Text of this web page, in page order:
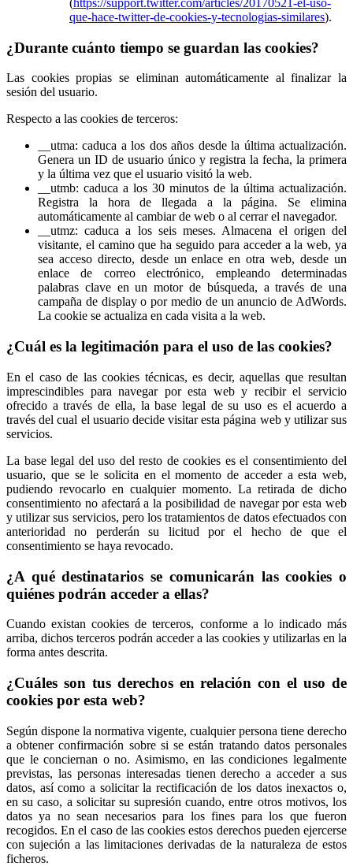
(https://support.twitter.com/articles/20170521-el-uso-
que-hace-twitter-de-cookies-y-tecnologias-similares).
¿Durante cuánto tiempo se guardan las cookies?
Las cookies propias se eliminan automáticamente al finalizar la
sesión del usuario.
Respecto a las cookies de terceros:
__utma: caduca a los dos años desde la última actualización.
Genera un ID de usuario único y registra la fecha, la primera
y la última vez que el usuario visitó la web.
__utmb: caduca a los 30 minutos de la última actualización.
Registra la hora de llegada a la página. Se elimina
automáticamente al cambiar de web o al cerrar el navegador.
__utmz: caduca a los seis meses. Almacena el origen del
visitante, el camino que ha seguido para acceder a la web, ya
sea acceso directo, desde un enlace en otra web, desde un
enlace de correo electrónico, empleando determinadas
palabras clave en un motor de búsqueda, a través de una
campaña de display o por medio de un anuncio de AdWords.
La cookie se actualiza en cada visita a la web.
¿Cuál es la legitimación para el uso de las cookies?
En el caso de las cookies técnicas, es decir, aquellas que resultan
imprescindibles para navegar por esta web y recibir el servicio
ofrecido a través de ella, la base legal de su uso es el acuerdo a
través del cual el usuario decide visitar esta página web y utilizar sus
servicios.
La base legal del uso del resto de cookies es el consentimiento del
usuario, que se le solicita en el momento de acceder a esta web,
pudiendo revocarlo en cualquier momento. La retirada de dicho
consentimiento no afectará a la posibilidad de navegar por esta web
y utilizar sus servicios, pero los tratamientos de datos efectuados con
anterioridad no perderán su licitud por el hecho de que el
consentimiento se haya revocado.
¿A qué destinatarios se comunicarán las cookies o
quiénes podrán acceder a ellas?
Cuando existan cookies de terceros, conforme a lo indicado más
arriba, dichos terceros podrán acceder a las cookies y utilizarlas en la
forma antes descrita.
¿Cuáles son tus derechos en relación con el uso de
cookies por esta web?
Según dispone la normativa vigente, cualquier persona tiene derecho
a obtener confirmación sobre si se están tratando datos personales
que le conciernan o no. Asimismo, en las condiciones legalmente
previstas, las personas interesadas tienen derecho a acceder a sus
datos, así como a solicitar la rectificación de los datos inexactos o,
en su caso, a solicitar su supresión cuando, entre otros motivos, los
datos ya no sean necesarios para los fines para los que fueron
recogidos. En el caso de las cookies estos derechos pueden ejercerse
con sujeción a las limitaciones derivadas de la naturaleza de estos
ficheros.